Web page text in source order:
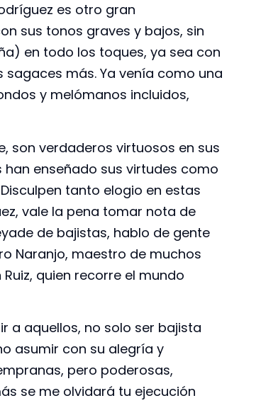
es otro gran
sus tonos graves y bajos, sin
en todo los toques, ya sea con
sagaces más. Ya venía como una
y melómanos incluidos,
son verdaderos virtuosos en sus
han enseñado sus virtudes como
tanto elogio en estas
vale la pena tomar nota de
de bajistas, hablo de gente
Naranjo, maestro de muchos
quien recorre el mundo
a aquellos, no solo ser bajista
asumir con su alegría y
pero poderosas,
se me olvidará tu ejecución